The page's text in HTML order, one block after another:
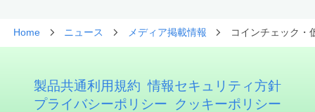
Home ニュース メディア掲載情報 コインチェック・
製品共通利用規約 情報セキュリティ方針
プライバシーポリシー
クッキーポリシー